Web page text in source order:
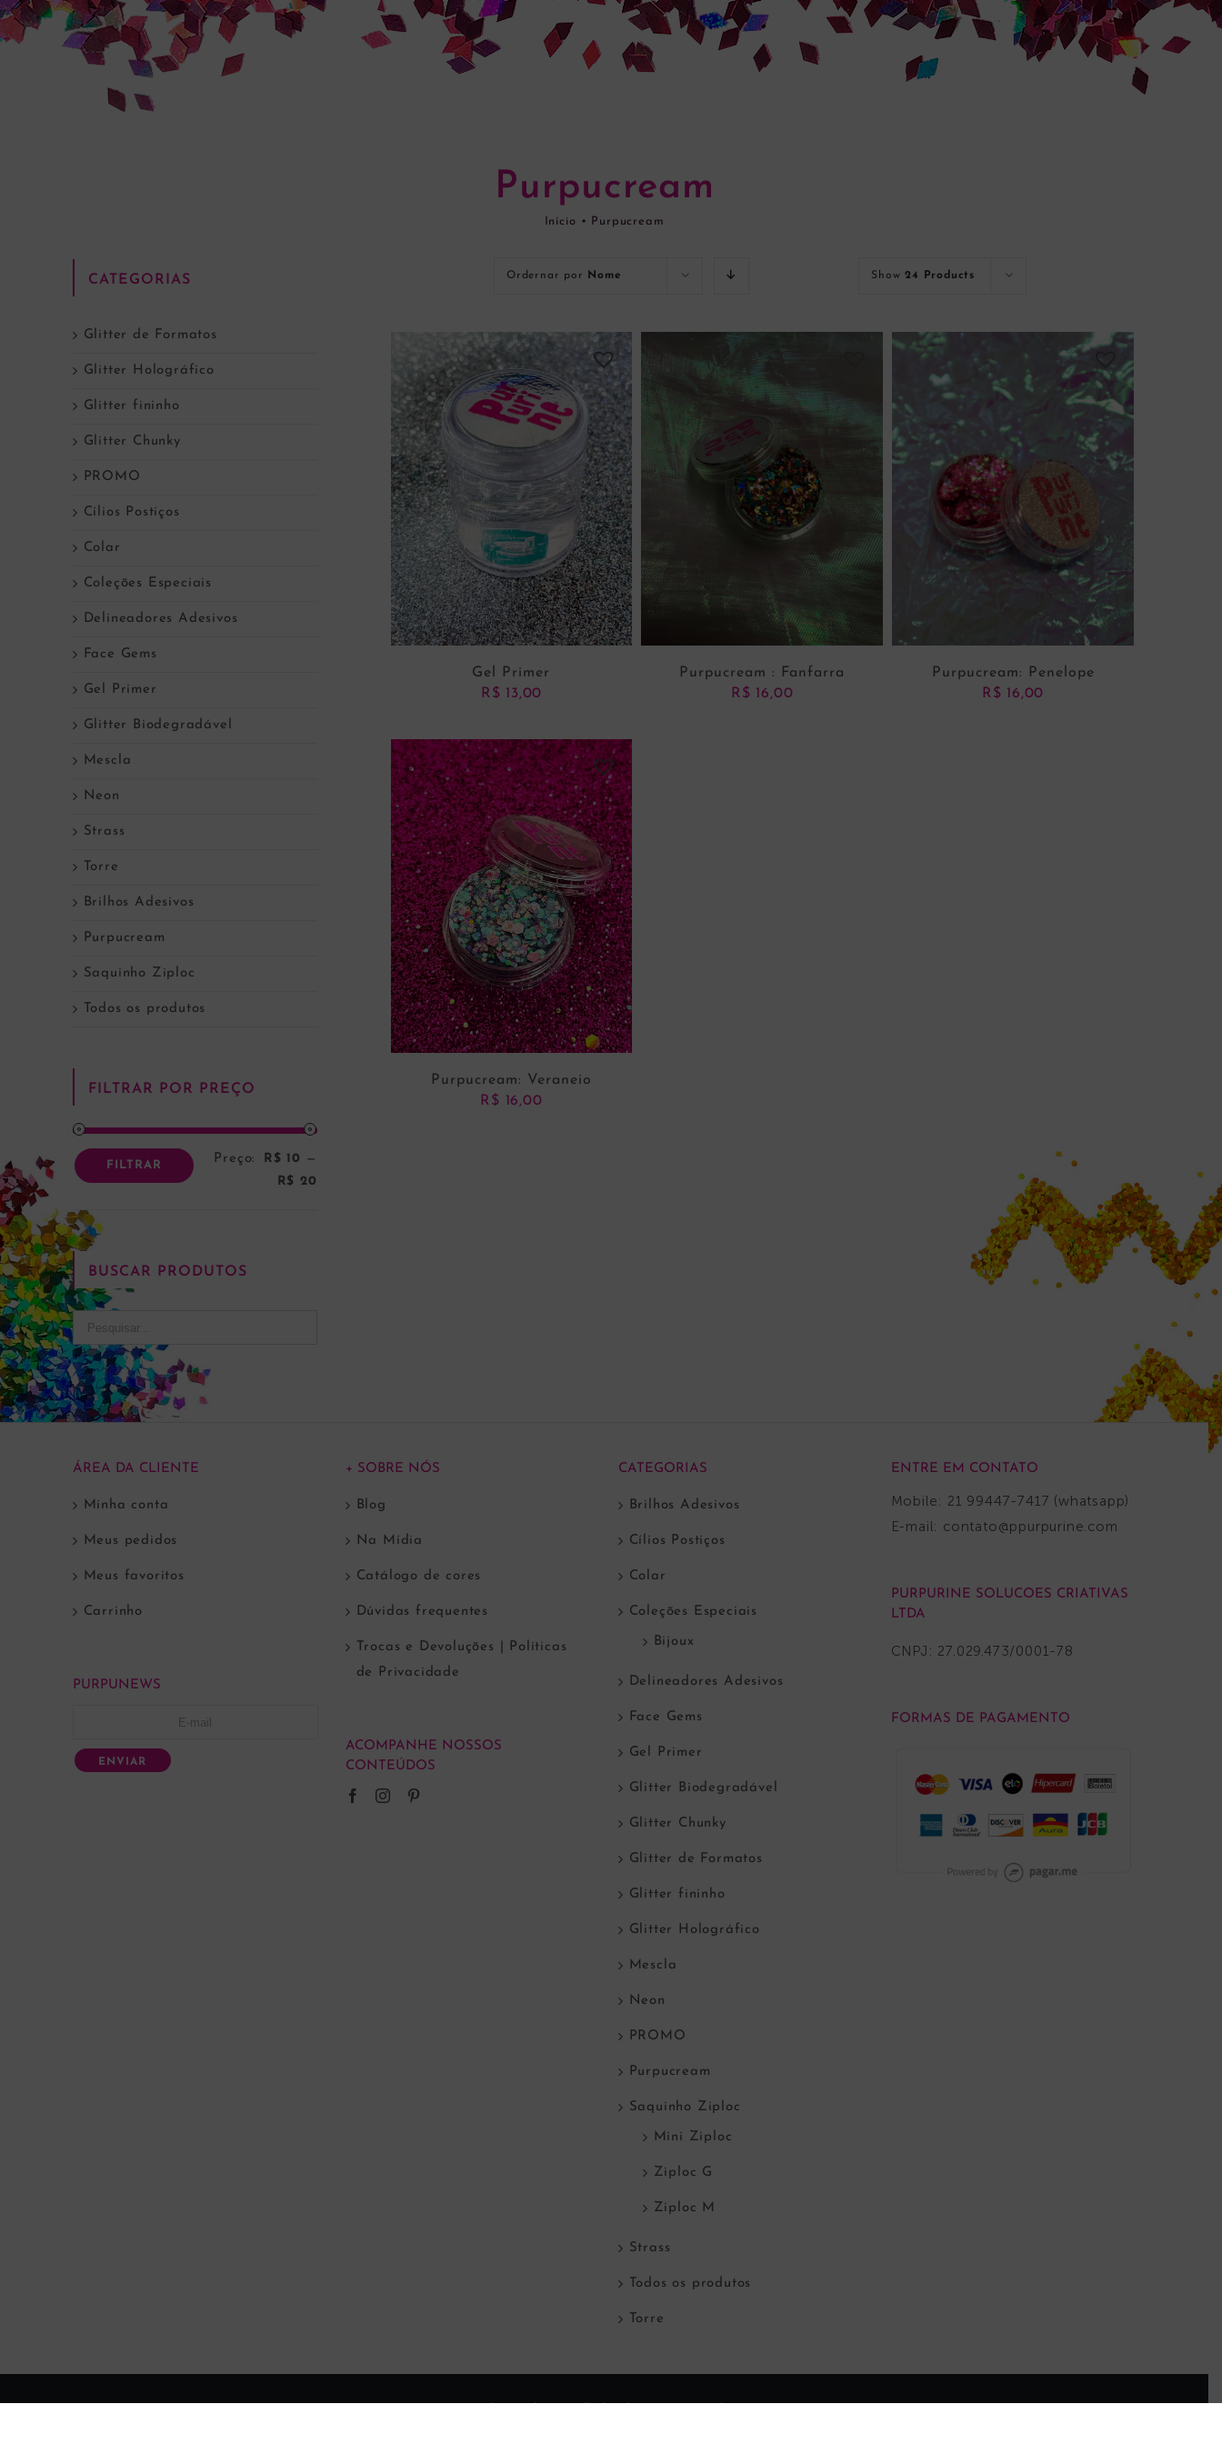
Purpucream
Início • Purpucream
Ordernar por Nome Show24 Products
ADICIONAR AO CARRINHO
Gel Primer
R$ 13,00
Purpucream : Fanfarra
R$ 16,00
Purpucream: Penelope
R$ 16,00
Purpucream: Veraneio
R$ 16,00
CATEGORIAS
Glitter de Formatos
Glitter Holográfico
Glitter fininho
Glitter Chunky
PROMO
Cílios Postiços
Colar
Coleções Especiais
Delineadores Adesivos
Face Gems
Gel Primer
Glitter Biodegradável
Mescla
Neon
Strass
Torre
Brilhos Adesivos
Purpucream
Saquinho Ziploc
Todos os produtos
FILTRAR POR PREÇO
FILTRAR Preço: R$ 10
—
R$ 20
BUSCAR PRODUTOS
ÁREA DA CLIENTE
Minha conta
Meus pedidos
Meus favoritos
Carrinho
PURPUNEWS
ENVIAR
+ SOBRE NÓS
Blog
Na Mídia
Catálogo de cores
Dúvidas frequentes
Trocas e Devoluções | Políticas
de Privacidade
ACOMPANHE NOSSOS
CONTEÚDOS
CATEGORIAS
Brilhos Adesivos
Cílios Postiços
Colar
Coleções Especiais
Bijoux
Delineadores Adesivos
Face Gems
Gel Primer
Glitter Biodegradável
Glitter Chunky
Glitter de Formatos
Glitter fininho
Glitter Holográfico
Mescla
Neon
PROMO
Purpucream
Saquinho Ziploc
Mini Ziploc
Ziploc G
Ziploc M
Strass
Todos os produtos
Torre
ENTRE EM CONTATO
Mobile: 21 99447-7417 (whatsapp)
E-mail: contato@ppurpurine.com
PURPURINE SOLUCOES CRIATIVAS
LTDA
CNPJ: 27.029.473/0001-78
FORMAS DE PAGAMENTO